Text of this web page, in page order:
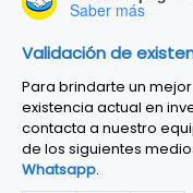
Saber más
Validación de
Para brindarte un
existencia actual en
contacta a nuestro
de los siguientes
Whatsapp.